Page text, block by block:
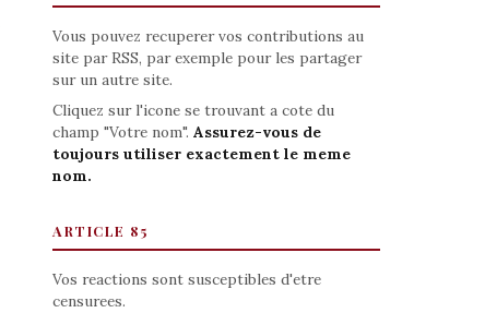
Vous pouvez recuperer vos contributions au
site par RSS, par exemple pour les partager
sur un autre site.
Cliquez sur l'icone se trouvant a cote du
champ "Votre nom". Assurez-vous de
toujours utiliser exactement le meme
nom.
ARTICLE 85
Vos reactions sont susceptibles d'etre
censurees.